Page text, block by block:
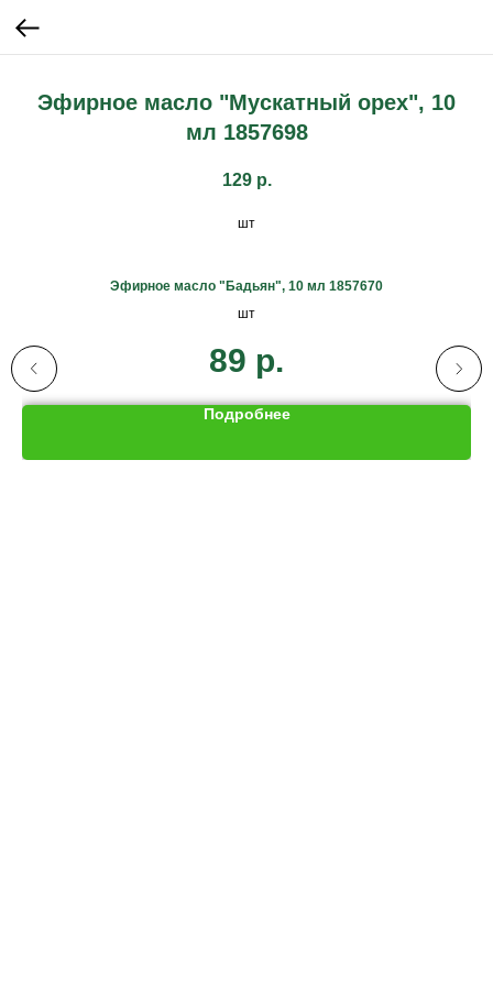
Эфирное масло "Мускатный орех", 10
мл 1857698
129 р.
шт
Эфирное масло "Бадьян", 10 мл 1857670
шт
89 р.
Подробнее